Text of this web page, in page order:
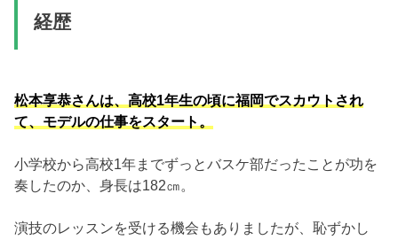
経歴
松本享恭さんは、高校1年生の頃に福岡でスカウトされ
て、モデルの仕事をスタート。
小学校から高校1年までずっとバスケ部だったことが功を
奏したのか、身長は182㎝。
演技のレッスンを受ける機会もありましたが、恥ずかし